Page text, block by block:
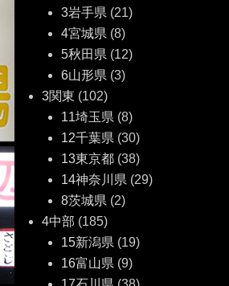
3岩手県(21)
4宮城県(8)
5秋田県(12)
6山形県(3)
3関東 (102)
11埼玉県(8)
12千葉県(30)
13東京都(38)
14神奈川県(29)
8茨城県(2)
4中部 (185)
15新潟県(19)
16富山県(9)